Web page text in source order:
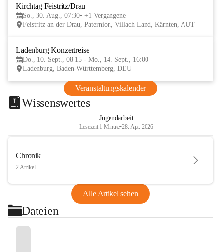
Kirchtag Feistritz/Drau
So., 30. Aug., 07:30 +1 Vergangene
Feistritz an der Drau, Paternion, Villach Land, Kärnten, AUT
Ladenburg Konzertreise
Do., 10. Sept., 08:15 - Mo., 14. Sept., 16:00
Ladenburg, Baden-Württemberg, DEU
Veranstaltungskalender
Wissenswertes
Jugendarbeit
Lesezeit 1 Minute•28. Apr. 2026
Chronik
2 Artikel
Alle Artikel sehen
Dateien